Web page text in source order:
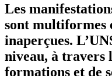
Les
sont multiformes
inaperçues.
niveau, à travers
formations et de